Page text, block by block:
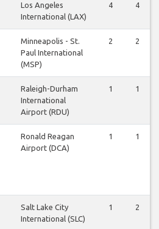
Los Angeles
International (LAX)
4 4
Minneapolis - St.
Paul International
(MSP)
2 2
Raleigh-Durham
International
Airport (RDU)
1 1
Ronald Reagan
Airport (DCA)
1 1
Salt Lake City
International (SLC)
1 2